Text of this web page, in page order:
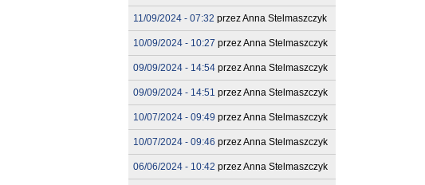
11/09/2024 - 07:32 przezAnna Stelmaszczyk
10/09/2024 - 10:27 przezAnna Stelmaszczyk
09/09/2024 - 14:54przezAnna Stelmaszczyk
09/09/2024 - 14:51 przezAnna Stelmaszczyk
10/07/2024 - 09:49 przezAnna Stelmaszczyk
10/07/2024 - 09:46 przezAnna Stelmaszczyk
06/06/2024 - 10:42 przezAnna Stelmaszczyk